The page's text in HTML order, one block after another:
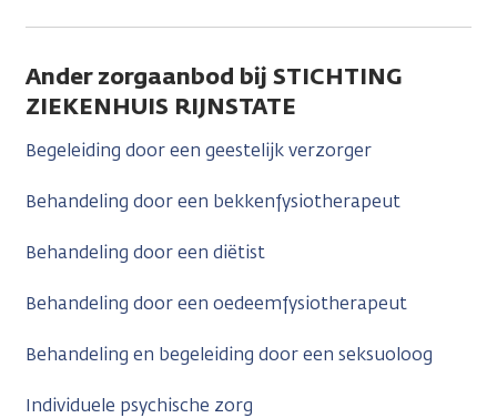
Ander zorgaanbod bij STICHTING
ZIEKENHUIS RIJNSTATE
Begeleiding door een geestelijk verzorger
Behandeling door een bekkenfysiotherapeut
Behandeling door een diëtist
Behandeling door een oedeemfysiotherapeut
Behandeling en begeleiding door een seksuoloog
Individuele psychische zorg